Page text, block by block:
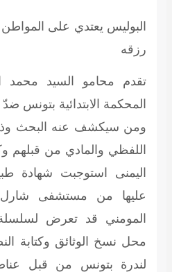
البوليس يعتدي على
رزقه
تقدم محامو السيد محمد
المحكمة الابتدائية بتونس
ومن سيكشف عنه البحث
اللفظي والمادي من
اليمنى استوجبت شهادة
عليها من مستشفى
المومني قد تعرض
محل نسخ الوثائق وكتابة
لندرة بتونس من قبل